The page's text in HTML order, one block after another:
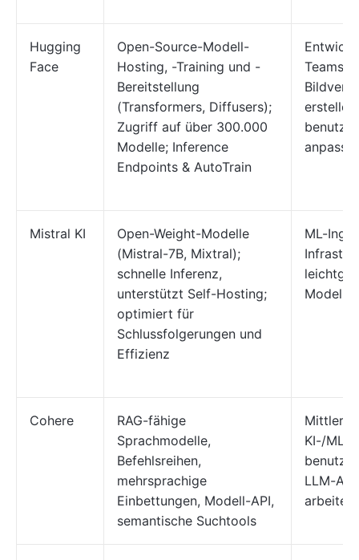
Hugging
Face
Open-Source-Modell-
Hosting, -Training und -
Bereitstellung
(Transformers, Diffusers);
Zugriff auf über 300.000
Modelle; Inference
Endpoints & AutoTrain
Teams,
Mistral KI
Open-Weight-Modelle
(Mistral-7B, Mixtral);
schnelle Inferenz,
unterstützt Self-Hosting;
optimiert für
Schlussfolgerungen und
Effizienz
ML-
Modelle
Cohere
RAG-fähige
Sprachmodelle,
Befehlsreihen,
mehrsprachige
Einbettungen, Modell-API,
semantische Suchtools
Mittlere
KI-/ML-
LLM-
arbeiten